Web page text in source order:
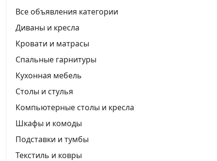
Все объявления категории
Диваны и кресла
Кровати и матрасы
Спальные гарнитуры
Кухонная мебель
Столы и стулья
Компьютерные столы и кресла
Шкафы и комоды
Подставки и тумбы
Текстиль и ковры